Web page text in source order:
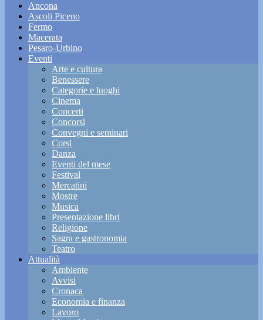
Ancona
Ascoli Piceno
Fermo
Macerata
Pesaro-Urbino
Eventi
Arte e cultura
Benessere
Categorie e luoghi
Cinema
Concerti
Concorsi
Convegni e seminari
Corsi
Danza
Eventi del mese
Festival
Mercatini
Mostre
Musica
Presentazione libri
Religione
Sagra e gastronomia
Teatro
Attualità
Ambiente
Avvisi
Cronaca
Economia e finanza
Lavoro